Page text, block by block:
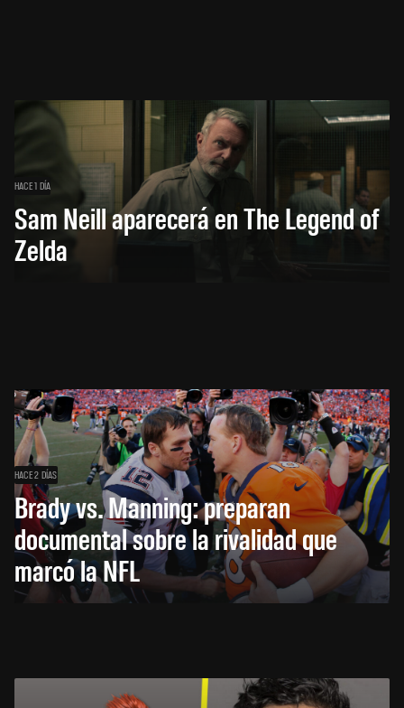
HACE 1 DÍA
Sam Neill aparecerá en The Legend of
Zelda
HACE 2 DÍAS
Brady vs. Manning: preparan
documental sobre la rivalidad que
marcó la NFL